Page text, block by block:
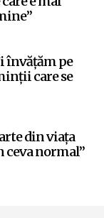
învățăm pe
care se
din viața
ceva normal”